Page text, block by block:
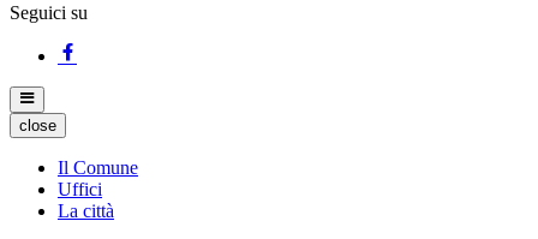
Seguici su
close
Il Comune
Uffici
La città